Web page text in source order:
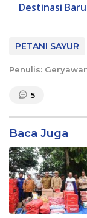
Destinasi
PETANI SAYUR
Penulis:
5
Baca Juga